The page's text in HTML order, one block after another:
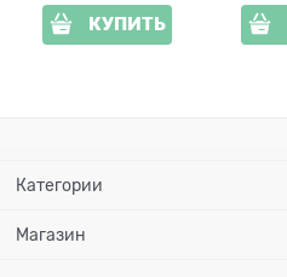
КУПИТЬ
Категории
Магазин